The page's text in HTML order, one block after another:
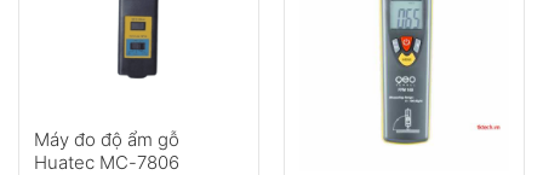
Máy đo độ ẩm gỗ
Huatec MC-7806